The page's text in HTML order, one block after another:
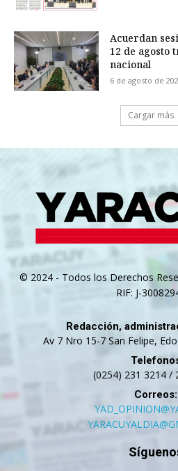
Acuerdan
12 de agosto
nacional
6 de agosto de
Cargar más
© 2024 - Todos los Derechos
RIF: J-
Redacción,
Av 7 Nro 15-7 San Felipe,
(0254) 231 3214 /
Correos: